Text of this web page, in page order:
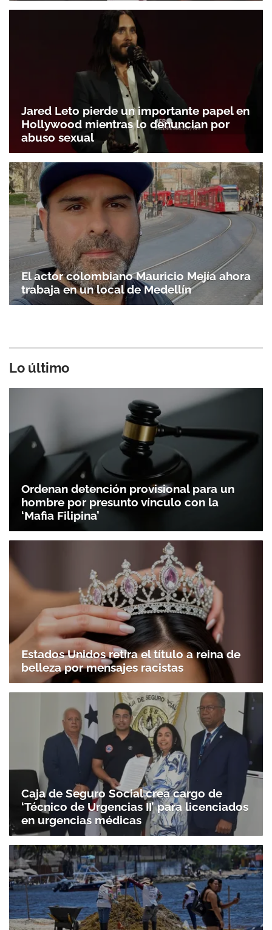
Jared Leto pierde un importante papel en
Hollywood mientras lo denuncian por
abuso sexual
El actor colombiano Mauricio Mejía ahora
trabaja en un local de Medellín
Lo último
Ordenan detención provisional para un
hombre por presunto vínculo con la
‘Mafia Filipina’
Estados Unidos retira el título a reina de
belleza por mensajes racistas
Caja de Seguro Social crea cargo de
‘Técnico de Urgencias II’ para licenciados
en urgencias médicas